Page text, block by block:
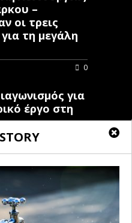
–
οι τρεις
τη μεγάλη
0
για
έργο στη